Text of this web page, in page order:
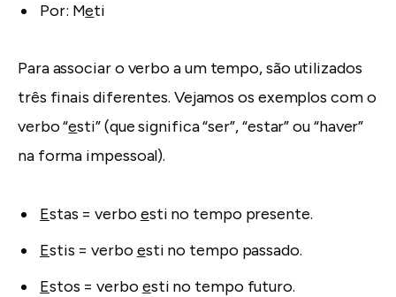
Por: Meti
Para associar o verbo a um tempo, são utilizados
três finais diferentes. Vejamos os exemplos com o
verbo “esti” (que significa “ser”, “estar” ou “haver”
na forma impessoal).
Estas = verboesti no tempo presente.
Estis = verboesti no tempo passado.
Estos = verboesti no tempo futuro.